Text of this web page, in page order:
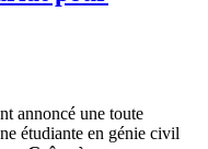
annoncé une toute
étudiante en génie civil